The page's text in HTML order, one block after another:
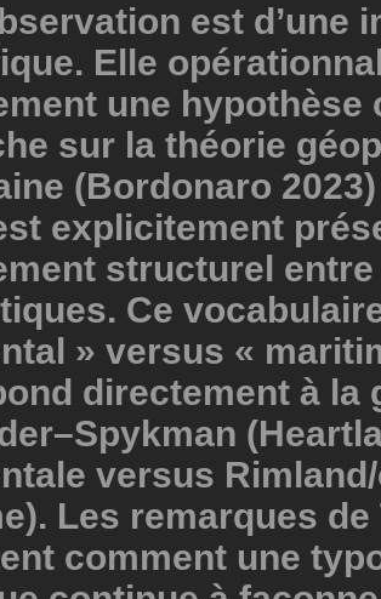
est d’une
Elle
une hypothèse
sur la théorie
(Bordonaro
explicitement
structurel
Ce
» versus «
directement à la
versus
Les remarques de
comment une